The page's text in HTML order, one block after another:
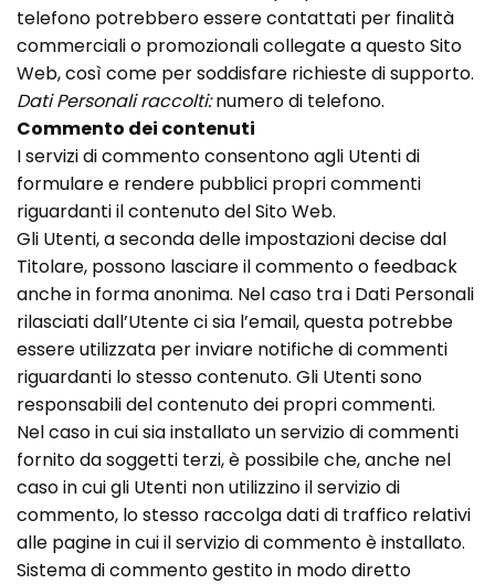
telefono potrebbero essere contattati per finalità
commerciali o promozionali collegate a questo Sito
Web, così come per soddisfare richieste di supporto.
Dati Personali raccolti:numero di telefono.
Commento dei contenuti
I servizi di commento consentono agli Utenti di
formulare e rendere pubblici propri commenti
riguardanti il contenuto del Sito Web.
Gli Utenti, a seconda delle impostazioni decise dal
Titolare, possono lasciare il commento o feedback
anche in forma anonima. Nel caso tra i Dati Personali
rilasciati dall’Utente ci sia l’email, questa potrebbe
essere utilizzata per inviare notifiche di commenti
riguardanti lo stesso contenuto. Gli Utenti sono
responsabili del contenuto dei propri commenti.
Nel caso in cui sia installato un servizio di commenti
fornito da soggetti terzi, è possibile che, anche nel
caso in cui gli Utenti non utilizzino il servizio di
commento, lo stesso raccolga dati di traffico relativi
alle pagine in cui il servizio di commento è installato.
Sistema di commento gestito in modo diretto